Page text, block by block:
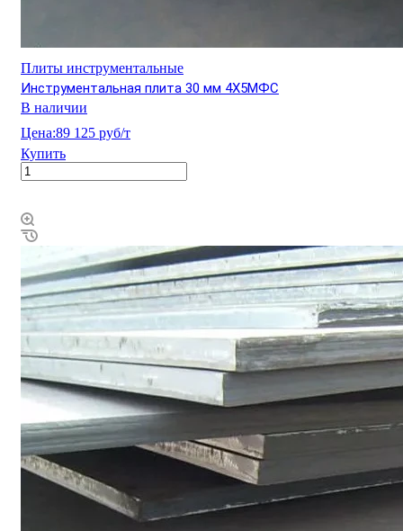
Плиты инструментальные
Инструментальная плита 30 мм 4Х5МФС
В наличии
Цена:89 125 руб/т
Купить